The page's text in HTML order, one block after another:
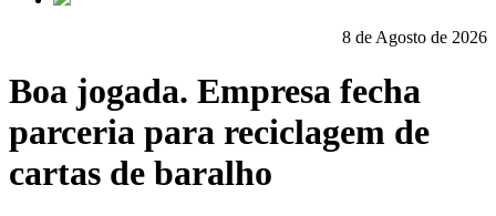
8 de Agosto de 2026
Boa jogada. Empresa fecha
parceria para reciclagem de
cartas de baralho